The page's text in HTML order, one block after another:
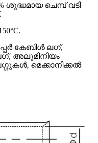
ശുദ്ധമായ ചെമ്പ് വടി
കേബിൾ ലഗ്,
അലുമിനിയം
മെക്കാനിക്കൽ